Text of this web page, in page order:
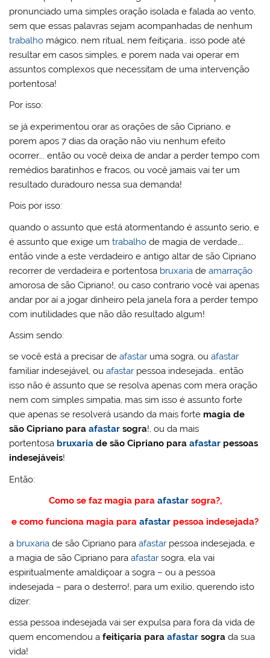
pronunciado uma simples oração isolada e falada ao vento,
sem que essas palavras sejam acompanhadas de nenhum
trabalho mágico, nem ritual, nem feitiçaria… isso pode até
resultar em casos simples, e porem nada vai operar em
assuntos complexos que necessitam de uma intervenção
portentosa!
Por isso:
se já experimentou orar as orações de são Cipriano, e
porem apos 7 dias da oração não viu nenhum efeito
ocorrer…. então ou você deixa de andar a perder tempo com
remédios baratinhos e fracos, ou você jamais vai ter um
resultado duradouro nessa sua demanda!
Pois por isso:
quando o assunto que está atormentando é assunto serio, e
é assunto que exige umtrabalho de magia de verdade….
então vinde a este verdadeiro e antigo altar de são Cipriano
recorrer de verdadeira e portentosa bruxaria deamarração
amorosa de são Cipriano!, ou caso contrario você vai apenas
andar por aí a jogar dinheiro pela janela fora a perder tempo
com inutilidades que não dão resultado algum!
Assim sendo:
se você está a precisar deafastar uma sogra, ouafastar
familiar indesejável, ouafastar pessoa indesejada… então
isso não é assunto que se resolva apenas com mera oração
nem com simples simpatia, mas sim isso é assunto forte
que apenas se resolverá usando da mais forte magia de
são Cipriano paraafastar sogra!, ou da mais
portentosa bruxaria de são Cipriano paraafastar pessoas
indesejáveis!
Então:
Como se faz magia para afastarsogra?,
e como funciona magia para afastar pessoa indesejada?
a bruxaria de são Cipriano paraafastar pessoa indesejada, e
a magia de são Cipriano paraafastar sogra, ela vai
espiritualmente amaldiçoar a sogra – ou a pessoa
indesejada – para o desterro!, para um exilio, querendo isto
dizer:
essa pessoa indesejada vai ser expulsa para fora da vida de
quem encomendou afeitiçaria paraafastar sogra da sua
vida!